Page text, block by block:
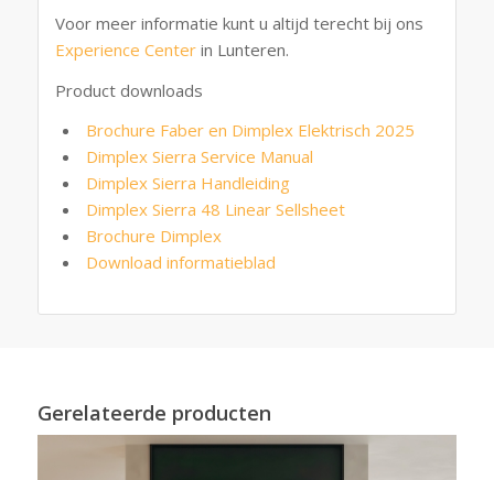
Voor meer informatie kunt u altijd terecht bij ons
Experience Centerin Lunteren.
Product downloads
Brochure Faber en Dimplex Elektrisch 2025
Dimplex Sierra Service Manual
Dimplex Sierra Handleiding
Dimplex Sierra 48 Linear Sellsheet
Brochure Dimplex
Download informatieblad
Gerelateerde producten